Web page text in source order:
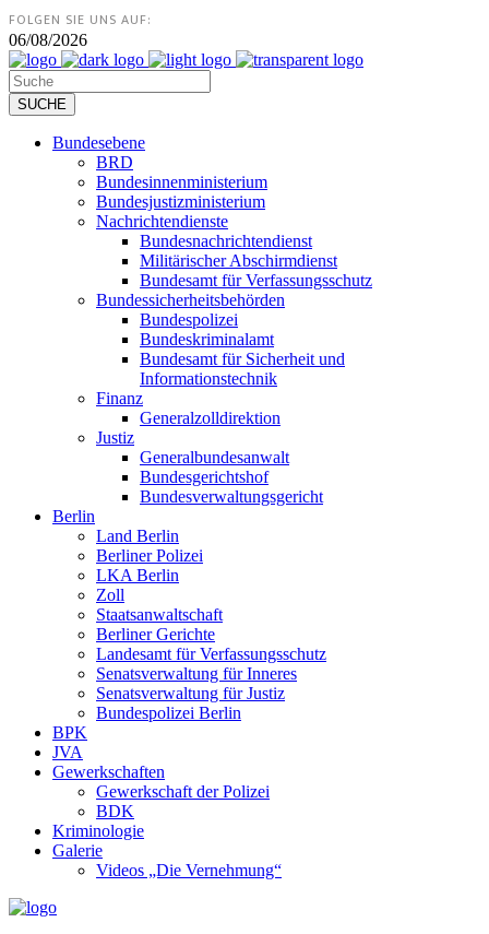
FOLGEN SIE UNS AUF:
06/08/2026
Bundesebene
BRD
Bundesinnenministerium
Bundesjustizministerium
Nachrichtendienste
Bundesnachrichtendienst
Militärischer Abschirmdienst
Bundesamt für Verfassungsschutz
Bundessicherheitsbehörden
Bundespolizei
Bundeskriminalamt
Bundesamt für Sicherheit und
Informationstechnik
Finanz
Generalzolldirektion
Justiz
Generalbundesanwalt
Bundesgerichtshof
Bundesverwaltungsgericht
Berlin
Land Berlin
Berliner Polizei
LKA Berlin
Zoll
Staatsanwaltschaft
Berliner Gerichte
Landesamt für Verfassungsschutz
Senatsverwaltung für Inneres
Senatsverwaltung für Justiz
Bundespolizei Berlin
BPK
JVA
Gewerkschaften
Gewerkschaft der Polizei
BDK
Kriminologie
Galerie
Videos „Die Vernehmung“